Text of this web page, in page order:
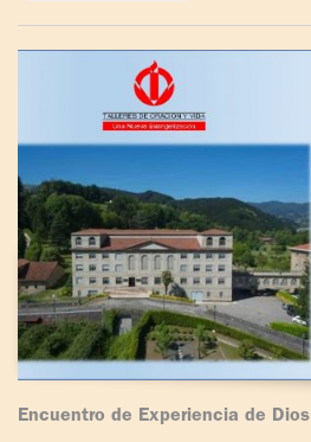
Encuentro de Experiencia de Dios